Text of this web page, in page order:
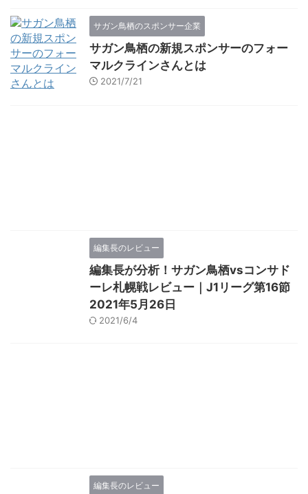
サガン鳥栖のスポンサー企業
サガン鳥栖の新規スポンサーのフォー
マルクラインさんとは
2021/7/21
編集長のレビュー
編集長が分析！サガン鳥栖vsコンサド
ーレ札幌戦レビュー｜J1リーグ第16節
2021年5月26日
2021/6/4
編集長のレビュー